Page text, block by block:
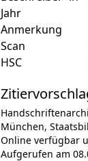
Jahr
Anmerkung
Scan
HSC
München,
Online verfügbar
Aufgerufen am